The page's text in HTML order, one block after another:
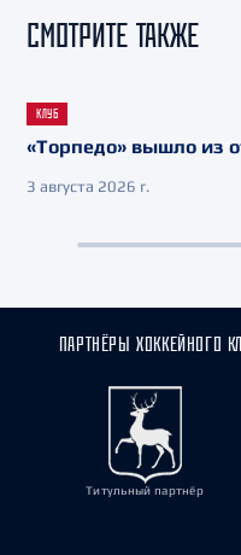
СМОТРИТЕ ТАКЖЕ
КЛУБ
«Торпедо» вышло из
3 августа 2026 г.
ПАРТНЁРЫ ХОККЕЙНОГО
Титульный партнёр